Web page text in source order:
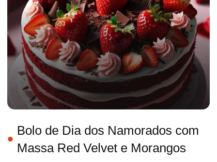
Bolo de Dia dos Namorados com
Massa Red Velvet e Morangos